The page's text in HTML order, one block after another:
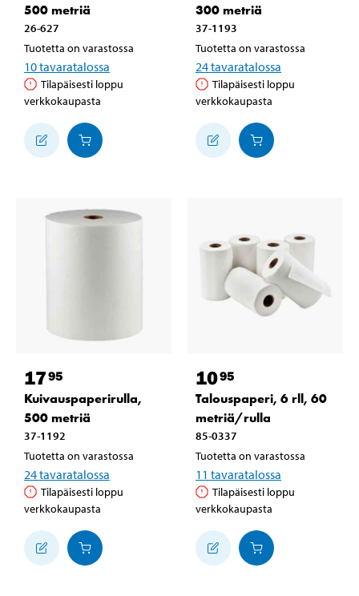
500 metriä
26-627
Tuotetta on varastossa
10tavaratalossa
Tilapäisesti loppu
verkkokaupasta
300 metriä
37-1193
Tuotetta on varastossa
24tavaratalossa
Tilapäisesti loppu
verkkokaupasta
1795
Kuivauspaperirulla,
500 metriä
37-1192
Tuotetta on varastossa
24tavaratalossa
Tilapäisesti loppu
verkkokaupasta
1095
Talouspaperi, 6 rll, 60
metriä/rulla
85-0337
Tuotetta on varastossa
11 tavaratalossa
Tilapäisesti loppu
verkkokaupasta